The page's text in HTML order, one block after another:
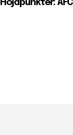
Höjdpunkter: